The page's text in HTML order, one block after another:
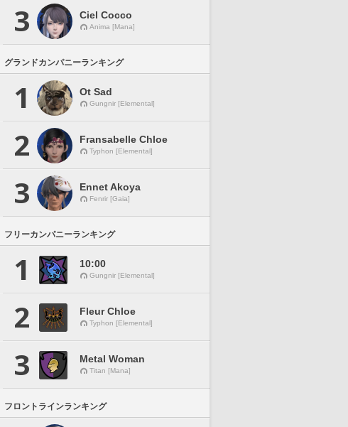
3 Ciel Cocco
Anima [Mana]
グランドカンパニーランキング
1 Ot Sad
Gungnir [Elemental]
2 Fransabelle Chloe
Typhon [Elemental]
3 Ennet Akoya
Fenrir [Gaia]
フリーカンパニーランキング
1 10:00
Gungnir [Elemental]
2 Fleur Chloe
Typhon [Elemental]
3 Metal Woman
Titan [Mana]
フロントラインランキング